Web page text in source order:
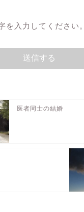
を入力してください。
医者同士の結婚